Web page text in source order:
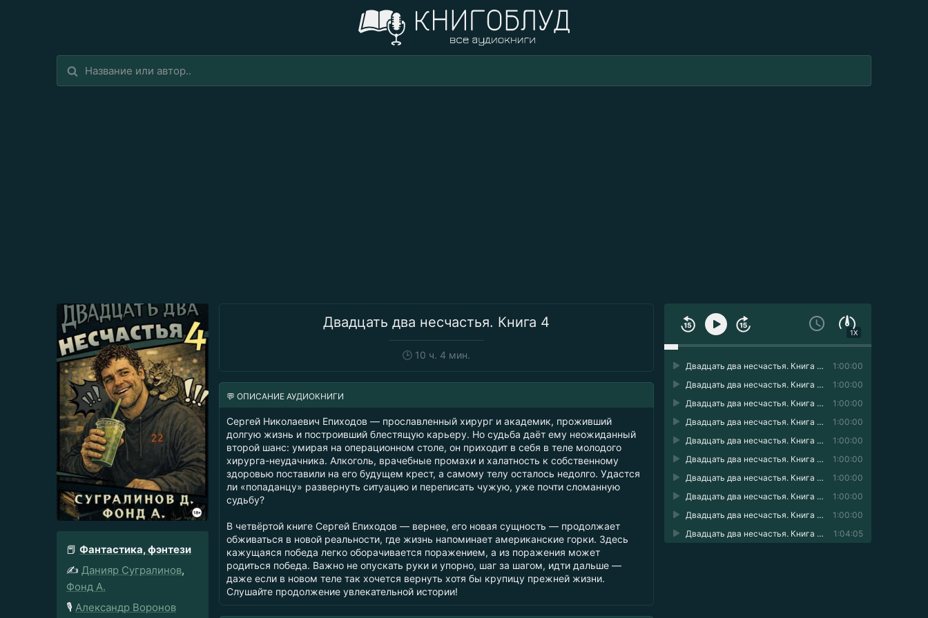
Двадцать два несчастья. Книга 4
🕒 10 ч. 4 мин.
📕 Фантастика, фэнтези
✍️ Данияр Сугралинов,
Фонд А.
🎙️ Александр Воронов
1X
1:00:00
Двадцать два несчастья. Книга 4 01
1:00:00
Двадцать два несчастья. Книга 4 02
1:00:00
Двадцать два несчастья. Книга 4 03
1:00:00
Двадцать два несчастья. Книга 4 04
1:00:00
Двадцать два несчастья. Книга 4 05
1:00:00
Двадцать два несчастья. Книга 4 06
1:00:00
Двадцать два несчастья. Книга 4 07
1:00:00
Двадцать два несчастья. Книга 4 08
1:00:00
Двадцать два несчастья. Книга 4 09
1:04:05
Двадцать два несчастья. Книга 4 10
💬 ОПИСАНИЕ АУДИОКНИГИ
Сергей Николаевич Епиходов — прославленный хирург и академик, проживший
долгую жизнь и построивший блестящую карьеру. Но судьба даёт ему неожиданный
второй шанс: умирая на операционном столе, он приходит в себя в теле молодого
хирурга-неудачника. Алкоголь, врачебные промахи и халатность к собственному
здоровью поставили на его будущем крест, а самому телу осталось недолго. Удастся
ли «попаданцу» развернуть ситуацию и переписать чужую, уже почти сломанную
судьбу?
В четвёртой книге Сергей Епиходов — вернее, его новая сущность — продолжает
обживаться в новой реальности, где жизнь напоминает американские горки. Здесь
кажущаяся победа легко оборачивается поражением, а из поражения может
родиться победа. Важно не опускать руки и упорно, шаг за шагом, идти дальше —
даже если в новом теле так хочется вернуть хотя бы крупицу прежней жизни.
Слушайте продолжение увлекательной истории!